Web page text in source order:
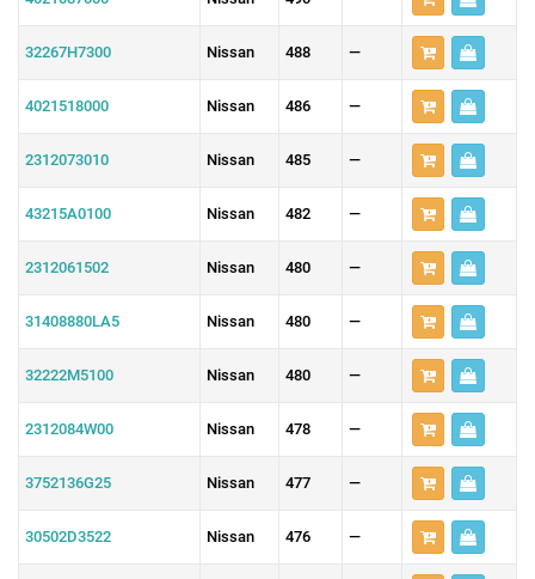
32267H7300 Nissan 488 —
4021518000 Nissan 486 —
2312073010 Nissan 485 —
43215A0100 Nissan 482 —
2312061502 Nissan 480 —
31408880LA5 Nissan 480 —
32222M5100 Nissan 480 —
2312084W00 Nissan 478 —
3752136G25 Nissan 477 —
30502D3522 Nissan 476 —